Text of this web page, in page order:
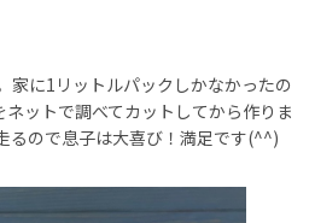
家に1リットルパックしかなかったの
ットで調べてカットしてから作りま
るので息子は大喜び！満足です(^^)